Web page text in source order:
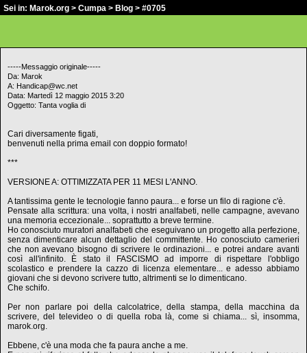
Sei in: Marok.org > Cumpa > Blog > #0705
-----Messaggio originale-----
Da: Marok
A: Handicap@wc.net
Data: Martedì 12 maggio 2015 3:20
Oggetto: Tanta voglia di
Cari diversamente figati,
benvenuti nella prima email con doppio formato!
***
VERSIONE A: OTTIMIZZATA PER 11 MESI L'ANNO.
A tantissima gente le tecnologie fanno paura... e forse un filo di ragione c'è.
Pensate alla scrittura: una volta, i nostri analfabeti, nelle campagne, avevano
una memoria eccezionale... soprattutto a breve termine.
Ho conosciuto muratori analfabeti che eseguivano un progetto alla perfezione,
senza dimenticare alcun dettaglio del committente. Ho conosciuto camerieri
che non avevano bisogno di scrivere le ordinazioni... e potrei andare avanti
così all'infinito. È stato il FASCISMO ad imporre di rispettare l'obbligo
scolastico e prendere la cazzo di licenza elementare... e adesso abbiamo
giovani che si devono scrivere tutto, altrimenti se lo dimenticano.
Che schifo.
Per non parlare poi della calcolatrice, della stampa, della macchina da
scrivere, del televideo o di quella roba là, come si chiama... sì, insomma,
marok.org.
Ebbene, c'è una moda che fa paura anche a me.